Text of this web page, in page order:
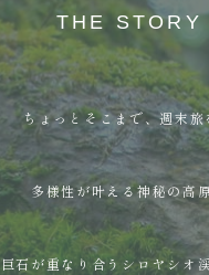
THE STORY
ちょっとそこまで、週末旅
多様性が叶える神秘の高原
巨石が重なり合うシロヤシオ